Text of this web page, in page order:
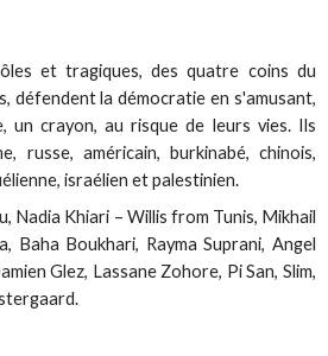
et tragiques, des quatre coins du
défendent la démocratie en s'amusant,
un crayon, au risque de leurs vies. Ils
russe, américain, burkinabé, chinois,
israélien et palestinien.
Nadia Khiari – Willis from Tunis, Mikhail
Baha Boukhari, Rayma Suprani, Angel
Glez, Lassane Zohore, Pi San, Slim,